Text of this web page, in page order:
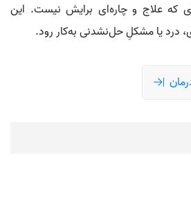
که علاج و چاره‌ای برایش نیست. این
درد یا مشکلِ حل‌نشدنی به‌کار رود.